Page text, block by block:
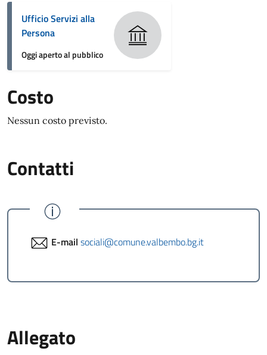
Ufficio Servizi alla
Persona
Oggi aperto al pubblico
Costo
Nessun costo previsto.
Contatti
E-mail sociali@comune.valbembo.bg.it
Allegato